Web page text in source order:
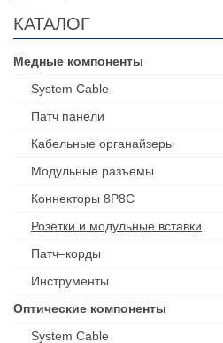
КАТАЛОГ
Медные компоненты
System Cable
Патч панели
Кабельные органайзеры
Модульные разъемы
Коннекторы 8P8C
Розетки и модульные вставки
Патч–корды
Инструменты
Оптические компоненты
System Cable